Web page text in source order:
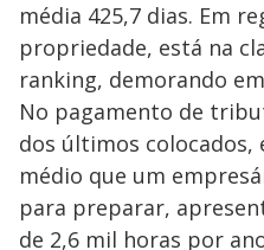
média 425,7 dias. Em
propriedade, está na
ranking, demorando
No pagamento de
dos últimos colocados,
médio que um
para preparar,
de 2,6 mil horas por